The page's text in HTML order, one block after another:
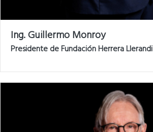
Ing. Guillermo Monroy
Presidente de Fundación Herrera Llerandi